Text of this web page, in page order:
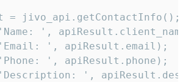
= jivo_api.getContactInfo();
',
', apiResult.email);
', apiResult.phone);
',